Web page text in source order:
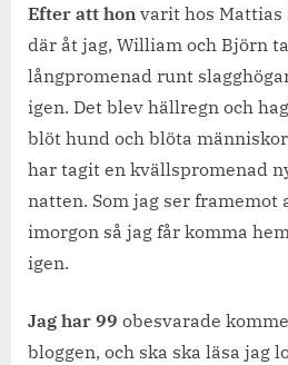
Efter att hon varit hos
där åt jag, William och Björn
långpromenad runt
igen. Det blev hällregn och
blöt hund och blöta
har tagit en kvällspromenad
natten. Som jag ser
imorgon så jag får komma
igen.
Jag har 99 obesvarade
bloggen, och ska ska läsa jag